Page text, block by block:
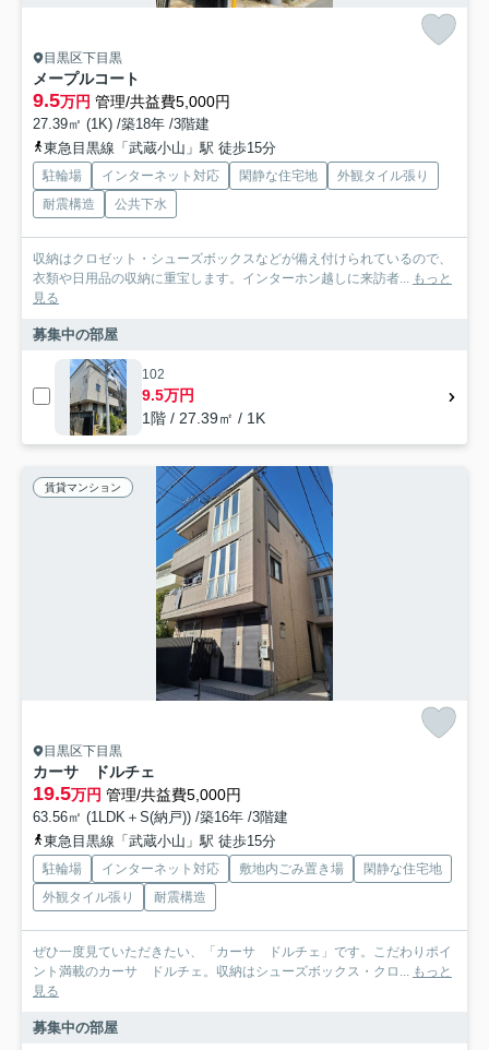
目黒区下目黒
メープルコート
9.5万円 管理/共益費5,000円
27.39㎡ (1K) /築18年 /3階建
東急目黒線「武蔵小山」駅 徒歩15分
駐輪場 インターネット対応 閑静な住宅地
外観タイル張り
耐震構造
公共下水
収納はクロゼット・シューズボックスなどが備え付けられているので、
衣類や日用品の収納に重宝します。インターホン越しに来訪者...
もっと
見る
募集中の部屋
102
9.5万円
1階 / 27.39㎡ / 1K
賃貸マンション
目黒区下目黒
カーサ ドルチェ
19.5万円 管理/共益費5,000円
63.56㎡ (1LDK＋S(納戸)) /築16年 /3階建
東急目黒線「武蔵小山」駅 徒歩15分
駐輪場 インターネット対応 敷地内ごみ置き場
閑静な住宅地
外観タイル張り
耐震構造
ぜひ一度見ていただきたい、「カーサ ドルチェ」です。こだわりポイ
ント満載のカーサ ドルチェ。収納はシューズボックス・クロ... もっと
見る
募集中の部屋